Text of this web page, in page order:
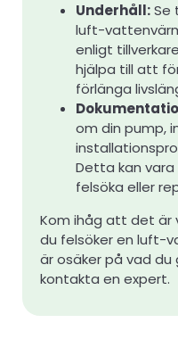
Underhåll:Se
luft-
enligt
hjälpa till att
förlänga
om din pump,
Detta kan
felsöka eller
Kom ihåg att det är
du felsöker en luft-
är osäker på vad
kontakta en expert.